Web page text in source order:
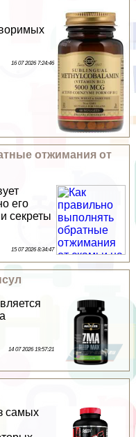
16 07 2026 7:24:46
отжимания от
его
секреты
15 07 2026 8:34:47
14 07 2026 19:57:21
самых